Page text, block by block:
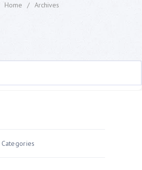
Home / Archives